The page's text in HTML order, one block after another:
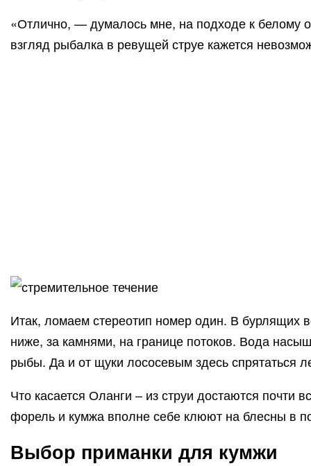
«Отлично, — думалось мне, на подходе к белому
взгляд рыбалка в ревущей струе кажется
Итак, ломаем стереотип номер один. В бурлящих
ниже, за камнями, на границе потоков. Вода
рыбы. Да и от щуки лососевым здесь спрятаться
Что касается Оланги – из струи достаются почти
форель и кумжа вполне себе клюют на блесны в
Выбор приманки для кумжи